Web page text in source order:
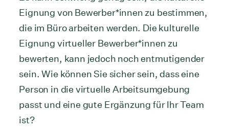
Eignung von Bewerber*innen zu bestimmen,
die im Büro arbeiten werden. Die kulturelle
Eignung virtueller Bewerber*innen zu
bewerten, kann jedoch noch entmutigender
sein. Wie können Sie sicher sein, dass eine
Person in die virtuelle Arbeitsumgebung
passt und eine gute Ergänzung für Ihr Team
ist?